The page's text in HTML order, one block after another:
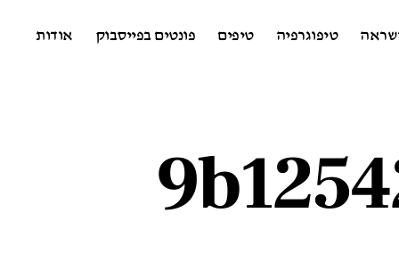
טיפוגרפיה טיפים פונטים בפייסבוק אודות